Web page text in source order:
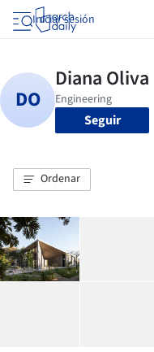
Iniciar sesión
Seguir
Ordenar